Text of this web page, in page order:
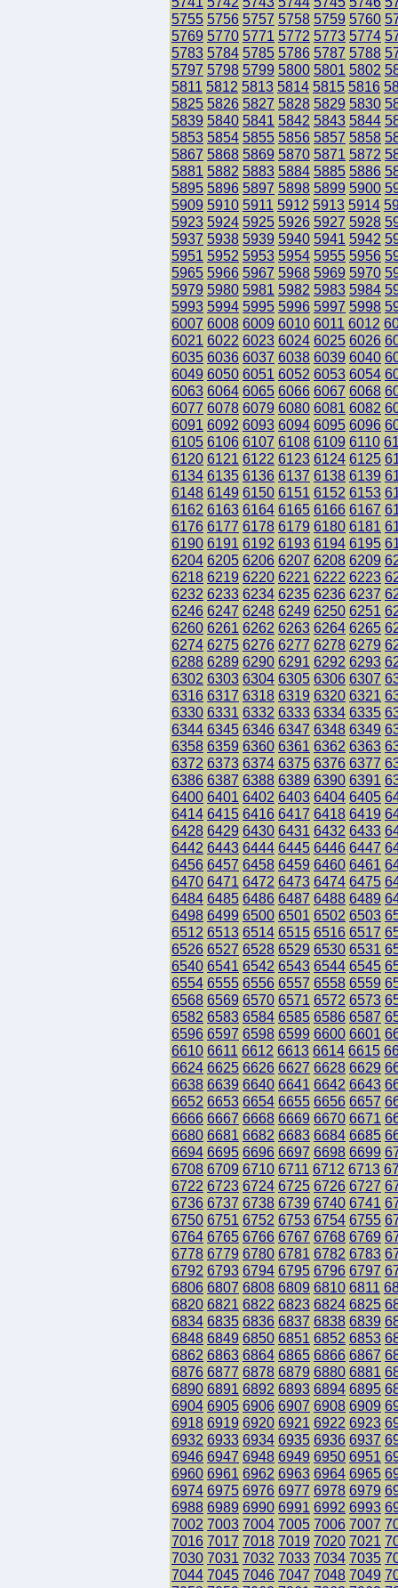
5755 5756 5757 5758 5759 5760
5769 5770 5771 5772 5773 5774
5783 5784 5785 5786 5787 5788
5797 5798 5799 5800 5801 5802
5811 5812 5813 5814 5815 5816
5825 5826 5827 5828 5829 5830
5839 5840 5841 5842 5843 5844
5853 5854 5855 5856 5857 5858
5867 5868 5869 5870 5871 5872
5881 5882 5883 5884 5885 5886
5895 5896 5897 5898 5899 5900
5909 5910 5911 5912 5913 5914
5923 5924 5925 5926 5927 5928
5937 5938 5939 5940 5941 5942
5951 5952 5953 5954 5955 5956
5965 5966 5967 5968 5969 5970
5979 5980 5981 5982 5983 5984
5993 5994 5995 5996 5997 5998
6007 6008 6009 6010 6011 6012
6021 6022 6023 6024 6025 6026
6035 6036 6037 6038 6039 6040
6049 6050 6051 6052 6053 6054
6063 6064 6065 6066 6067 6068
6077 6078 6079 6080 6081 6082
6091 6092 6093 6094 6095 6096
6105 6106 6107 6108 6109 6110
6120 6121 6122 6123 6124 6125
6134 6135 6136 6137 6138 6139
6148 6149 6150 6151 6152 6153
6162 6163 6164 6165 6166 6167
6176 6177 6178 6179 6180 6181
6190 6191 6192 6193 6194 6195
6204 6205 6206 6207 6208 6209
6218 6219 6220 6221 6222 6223
6232 6233 6234 6235 6236 6237
6246 6247 6248 6249 6250 6251
6260 6261 6262 6263 6264 6265
6274 6275 6276 6277 6278 6279
6288 6289 6290 6291 6292 6293
6302 6303 6304 6305 6306 6307
6316 6317 6318 6319 6320 6321
6330 6331 6332 6333 6334 6335
6344 6345 6346 6347 6348 6349
6358 6359 6360 6361 6362 6363
6372 6373 6374 6375 6376 6377
6386 6387 6388 6389 6390 6391
6400 6401 6402 6403 6404 6405
6414 6415 6416 6417 6418 6419
6428 6429 6430 6431 6432 6433
6442 6443 6444 6445 6446 6447
6456 6457 6458 6459 6460 6461
6470 6471 6472 6473 6474 6475
6484 6485 6486 6487 6488 6489
6498 6499 6500 6501 6502 6503
6512 6513 6514 6515 6516 6517
6526 6527 6528 6529 6530 6531
6540 6541 6542 6543 6544 6545
6554 6555 6556 6557 6558 6559
6568 6569 6570 6571 6572 6573
6582 6583 6584 6585 6586 6587
6596 6597 6598 6599 6600 6601
6610 6611 6612 6613 6614 6615
6624 6625 6626 6627 6628 6629
6638 6639 6640 6641 6642 6643
6652 6653 6654 6655 6656 6657
6666 6667 6668 6669 6670 6671
6680 6681 6682 6683 6684 6685
6694 6695 6696 6697 6698 6699
6708 6709 6710 6711 6712 6713
6722 6723 6724 6725 6726 6727
6736 6737 6738 6739 6740 6741
6750 6751 6752 6753 6754 6755
6764 6765 6766 6767 6768 6769
6778 6779 6780 6781 6782 6783
6792 6793 6794 6795 6796 6797
6806 6807 6808 6809 6810 6811
6820 6821 6822 6823 6824 6825
6834 6835 6836 6837 6838 6839
6848 6849 6850 6851 6852 6853
6862 6863 6864 6865 6866 6867
6876 6877 6878 6879 6880 6881
6890 6891 6892 6893 6894 6895
6904 6905 6906 6907 6908 6909
6918 6919 6920 6921 6922 6923
6932 6933 6934 6935 6936 6937
6946 6947 6948 6949 6950 6951
6960 6961 6962 6963 6964 6965
6974 6975 6976 6977 6978 6979
6988 6989 6990 6991 6992 6993
7002 7003 7004 7005 7006 7007
7016 7017 7018 7019 7020 7021
7030 7031 7032 7033 7034 7035
7044 7045 7046 7047 7048 7049